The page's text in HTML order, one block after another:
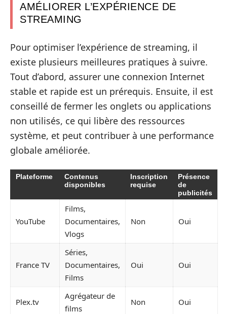
AMÉLIORER L’EXPÉRIENCE DE
STREAMING
Pour optimiser l’expérience de streaming, il
existe plusieurs meilleures pratiques à suivre.
Tout d’abord, assurer une connexion Internet
stable et rapide est un prérequis. Ensuite, il est
conseillé de fermer les onglets ou applications
non utilisés, ce qui libère des ressources
système, et peut contribuer à une performance
globale améliorée.
Plateforme
Contenus
disponibles
Inscription
requise
Présence
de
publicités
YouTube
Films,
Documentaires,
Vlogs
Non Oui
France TV
Séries,
Documentaires,
Films
Oui Oui
Plex.tv
Agrégateur de
films
Non Oui